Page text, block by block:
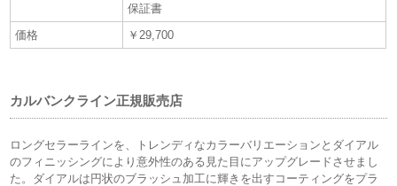
保証書
価格
￥29,700
カルバンクライン正規販売店
ロングセラーラインを、トレンディなカラーバリエーションとダイアル
のフィニッシングにより意外性のある見た目にアップグレードさせまし
た。ダイアルは円状のブラッシュ加工に輝きを出すコーティングをプラ